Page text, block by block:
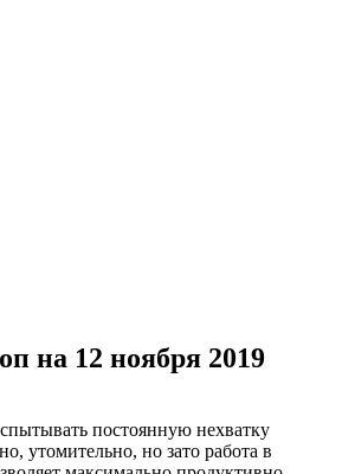
на 12 ноября 2019
постоянную нехватку
утомительно, но зато работа в